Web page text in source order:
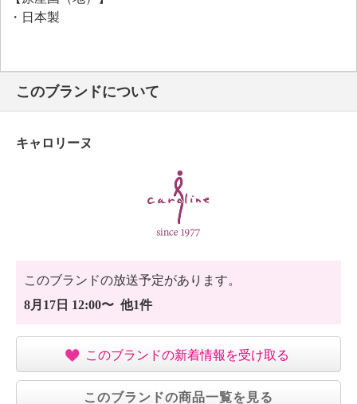
クス感のある香りです。
＜配合／無配合表示＞
・日本製
このブランドについて
キャロリーヌ
このブランドの放送予定があります。
8月17日 12:00〜 他1件
このブランドの新着情報を受け取る
このブランドの商品一覧を見る